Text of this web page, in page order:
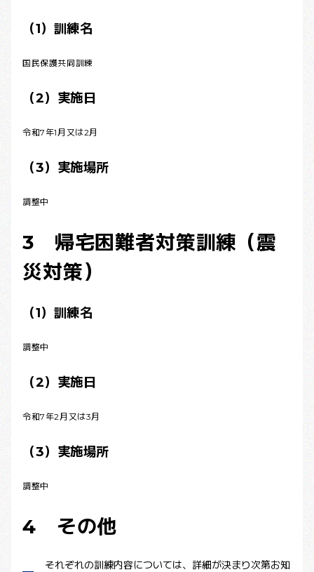
（1）訓練名
国民保護共同訓練
（2）実施日
令和7年1月又は2月
（3）実施場所
調整中
3 帰宅困難者対策訓練（震
災対策）
（1）訓練名
調整中
（2）実施日
令和7年2月又は3月
（3）実施場所
調整中
4 その他
それぞれの訓練内容については、詳細が決まり次第お知